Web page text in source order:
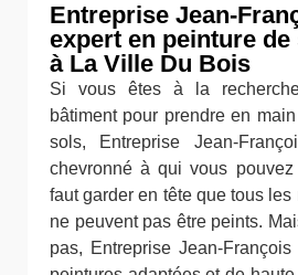
Entreprise Jean-
expert en peinture
à La Ville Du Bois
Si vous êtes à la
bâtiment pour prendre en
sols, Entreprise Jean-
chevronné à qui vous pouvez
faut garder en tête que tous les
ne peuvent pas être peints.
pas, Entreprise Jean-